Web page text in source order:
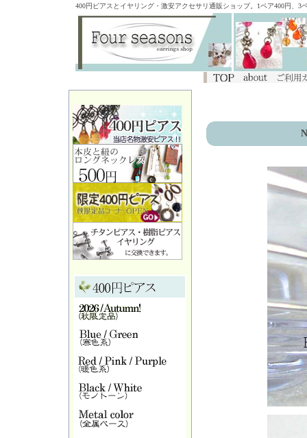
400円ピアスとイヤリング・激安アクセサリ通販ショップ。1ペア400円、